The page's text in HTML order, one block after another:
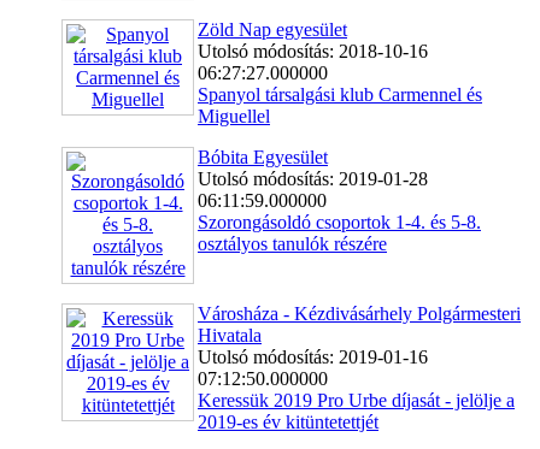
Zöld Nap egyesület
Utolsó módosítás: 2018-10-16
06:27:27.000000
Spanyol társalgási klub Carmennel és
Miguellel
Bóbita Egyesület
Utolsó módosítás: 2019-01-28
06:11:59.000000
Szorongásoldó csoportok 1-4. és 5-8.
osztályos tanulók részére
Városháza - Kézdivásárhely Polgármesteri
Hivatala
Utolsó módosítás: 2019-01-16
07:12:50.000000
Keressük 2019 Pro Urbe díjasát - jelölje a
2019-es év kitüntetettjét